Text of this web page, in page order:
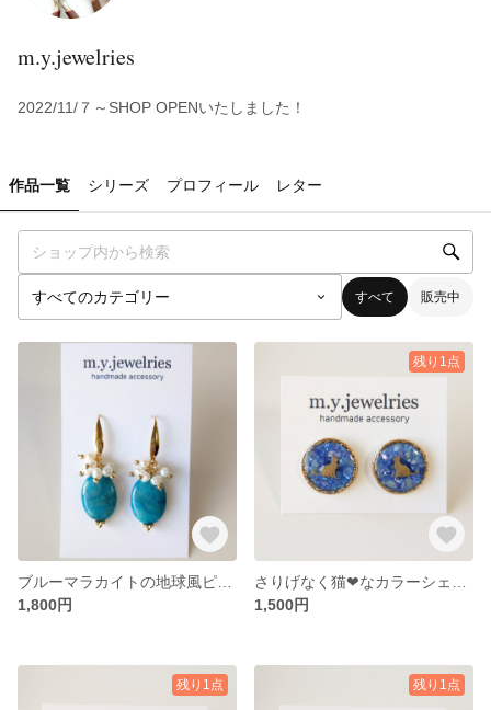
m.y.jewelries
2022/11/７～SHOP OPENいたしました！
作品一覧 シリーズ プロフィール レター
すべて 販売中
1,800円
残り1点
1,500円
残り1点 残り1点